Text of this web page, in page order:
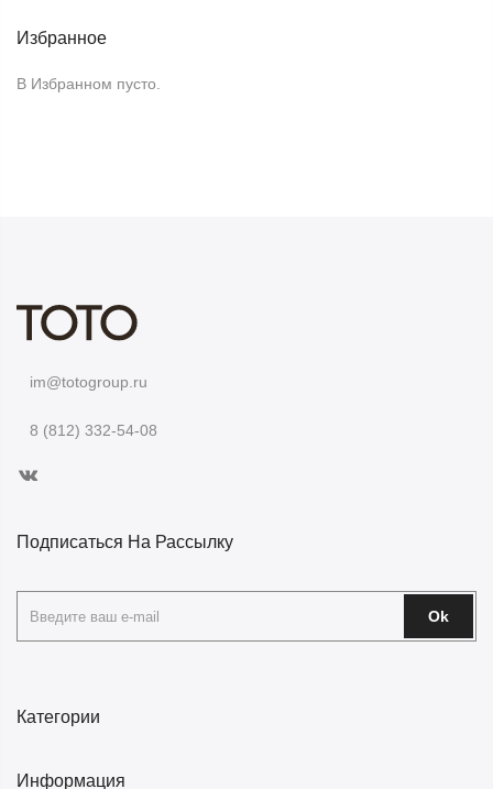
Избранное
В Избранном пусто.
im@totogroup.ru
8 (812) 332-54-08
Категории
Информация
Подписаться На Рассылку
Ok